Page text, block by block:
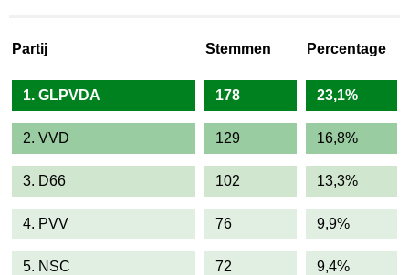
Partij Stemmen Percentage
1. GLPVDA 178 23,1%
2. VVD 129 16,8%
3. D66 102 13,3%
4. PVV 76 9,9%
5. NSC 72 9,4%